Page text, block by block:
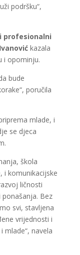
podršku“,
profesionalni
kazala
i opominju.
bude
poručila
mlade, i
se djeca
škola
i komunikacijske
ličnosti
Bez
svi, stavljena
vrijednosti i
mlade“, navela